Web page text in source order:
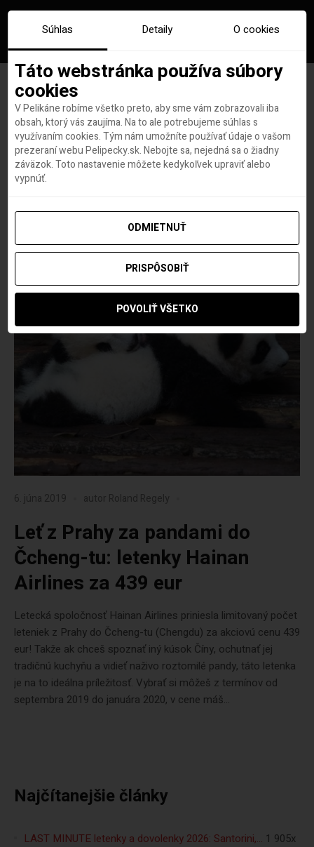
Značka:čcheng-tu
6. júna 2019 autor Roland Regely
Leť z Prahy za pandami do
Čcheng-tu: letenky Hainan
Airlines za 439 eur
Letecká spoločnosť Hainan Airlines priniesla limitovaný počet
leteniek z Prahy do Čcheng-tu (Chengdu) za akciovú cenu 439
eur! Takže ak chceš spoznať iný kúsok Číny, ochutnať jej
tradičnú kuchyňu a vidieť naživo roztomilé pandy, táto letenka
je na to ideálna príležitosť. Vybrať si môžeš z termínov od
septembra 2019 do januára 2020, v cene máš...
Najčítanejšie články
LAST MINUTE letenky a dovolenky 2026: Santorini,… 1 905x
Súhlas Detaily O cookies
Táto webstránka používa súbory
cookies
V Pelikáne robíme všetko preto, aby sme vám zobrazovali iba
obsah, ktorý vás zaujíma. Na to ale potrebujeme súhlas s
využívaním cookies. Tým nám umožníte používať údaje o vašom
prezeraní webu Pelipecky.sk. Nebojte sa, nejedná sa o žiadny
záväzok. Toto nastavenie môžete kedykoľvek upraviť alebo
vypnúť.
ODMIETNUŤ
PRISPÔSOBIŤ
POVOLIŤ VŠETKO